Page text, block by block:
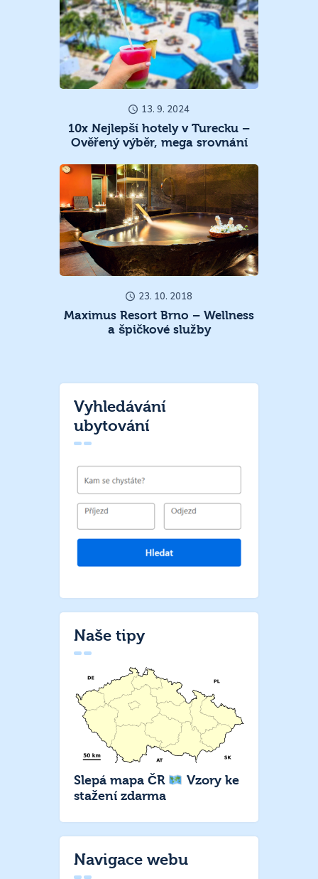
13. 9. 2024
10x Nejlepší hotely v Turecku –
Ověřený výběr, mega srovnání
23. 10. 2018
Maximus Resort Brno – Wellness
a špičkové služby
Vyhledávání
ubytování
Naše tipy
Slepá mapa ČR
Vzory ke
stažení zdarma
Navigace webu